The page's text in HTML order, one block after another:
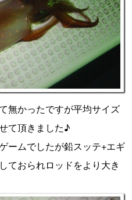
無かったですが平均サイズ
て頂きました♪
ームでしたが鉛スッテ+エギ
ておられロッドをより大き